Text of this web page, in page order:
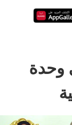
وحدة